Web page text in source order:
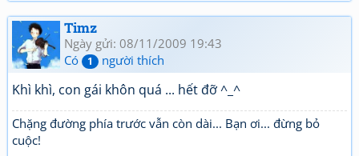
Timz
Ngày gửi: 08/11/2009 19:43
Có
1 người thích
Khì khì, con gái khôn quá ... hết đỡ ^_^
Chặng đường phía trước vẫn còn dài... Bạn ơi... đừng bỏ
cuộc!